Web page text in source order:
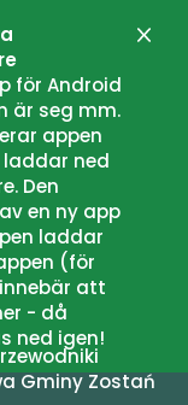
för Android
är seg mm.
appen
ned
Den
en ny app
laddar
(för
att
- då
ned igen!
Gminy Zostań